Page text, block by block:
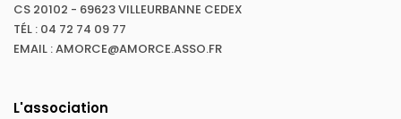
CS 20102 - 69623 VILLEURBANNE CEDEX
TÉL : 04 72 74 09 77
EMAIL : AMORCE@AMORCE.ASSO.FR
L'association